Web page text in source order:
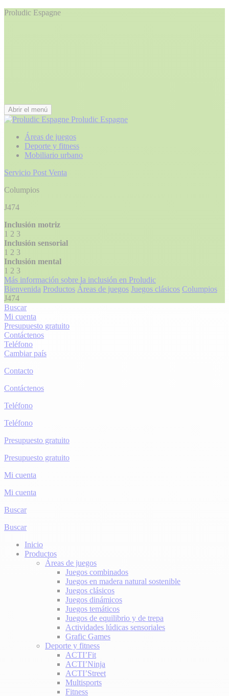
Proludic Espagne
Abrir el menú
Proludic Espagne
Áreas de juegos
Deporte y fitness
Mobiliario urbano
Servicio Post Venta
Columpios
J474
Inclusión motriz
1 2 3
Inclusión sensorial
1 2 3
Inclusión mental
1 2 3
Más información sobre la inclusión en Proludic
Bienvenida Productos Áreas de juegos Juegos clásicos Columpios
J474
Buscar
Mi cuenta
Presupuesto gratuito
Contáctenos
Teléfono
Cambiar país
Contacto
Contáctenos
Teléfono
Teléfono
Presupuesto gratuito
Presupuesto gratuito
Mi cuenta
Mi cuenta
Buscar
Buscar
Inicio
Productos
Áreas de juegos
Juegos combinados
Juegos en madera natural sostenible
Juegos clásicos
Juegos dinámicos
Juegos temáticos
Juegos de equilibrio y de trepa
Actividades lúdicas sensoriales
Grafic Games
Deporte y fitness
ACTI’Fit
ACTI’Ninja
ACTI’Street
Multisports
Fitness